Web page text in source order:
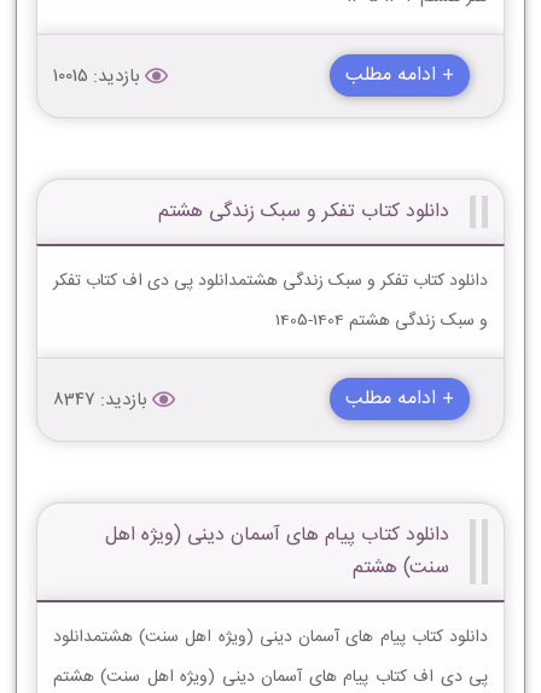
+ ادامه مطلب بازدید: 10015
دانلود کتاب تفکر و سبک زندگی هشتم
دانلود کتاب تفکر و سبک زندگی هشتمدانلود پی دی اف کتاب تفکر
و سبک زندگی هشتم 1404-1405
+ ادامه مطلب بازدید: 8347
دانلود کتاب پیام های آسمان دینی (ویژه اهل
سنت) هشتم
دانلود کتاب پیام های آسمان دینی (ویژه اهل سنت) هشتمدانلود
پی دی اف کتاب پیام های آسمان دینی (ویژه اهل سنت) هشتم